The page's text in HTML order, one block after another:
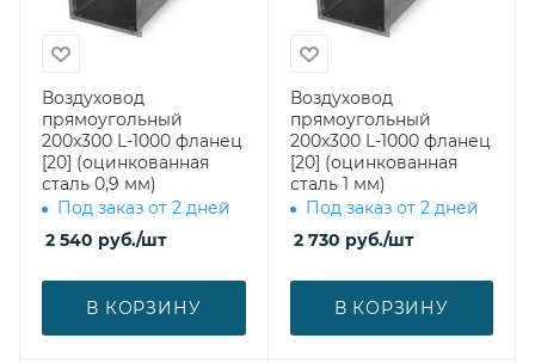
Воздуховод
прямоугольный
200х300 L-1000 фланец
[20] (оцинкованная
сталь 0,9 мм)
Под заказ от 2 дней
2 540 руб./шт
В КОРЗИНУ
Воздуховод
прямоугольный
200х300 L-1000 фланец
[20] (оцинкованная
сталь 1 мм)
Под заказ от 2 дней
2 730 руб./шт
В КОРЗИНУ